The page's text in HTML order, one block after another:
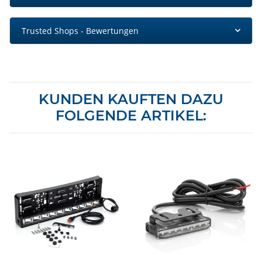
Trusted Shops - Bewertungen
KUNDEN KAUFTEN DAZU
FOLGENDE ARTIKEL: